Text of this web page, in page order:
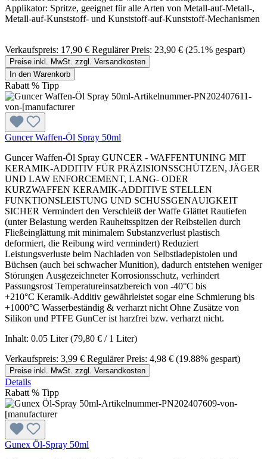
Applikator: Spritze, geeignet für alle Arten von Metall-auf-Metall-,
Metall-auf-Kunststoff- und Kunststoff-auf-Kunststoff-Mechanismen
Verkaufspreis: 17,90 € Regulärer Preis: 23,90 € (25.1% gespart)
Preise inkl. MwSt. zzgl. Versandkosten
In den Warenkorb
Rabatt % Tipp
Guncer Waffen-Öl Spray 50ml
Guncer Waffen-Öl Spray GUNCER - WAFFENTUNING MIT
KERAMIK-ADDITIV FÜR PRÄZISIONSSCHÜTZEN, JÄGER
UND LAW ENFORCEMENT, LANG- ODER
KURZWAFFEN KERAMIK-ADDITIVE STELLEN
FUNKTIONSLEISTUNG UND SCHUSSGENAUIGKEIT
SICHER Vermindert den Verschleiß der Waffe Glättet Rautiefen
(unter Belastung werden Rauheitsspitzen der Reibstellen durch
Fließeinglättung mit minimalem Substanzverlust plastisch
deformiert, die Reibung wird vermindert) Reduziert
Leistungsverluste beim Nachladen von Selbstladepistolen und
Büchsen (auch bei schwacher Munition), dadurch entstehen weniger
Störungen Ausgezeichneter Korrosionsschutz, verhindert
Passungsrost Temperatureinsatzbereich von -40°C bis
+210°C Keramik-Additiv gewährleistet sogar eine Schmierung bis
+1000°C Wasserbeständig & verharzt nicht Ohne Zusätze von
Silikon und PTFE GunCer ist harzfrei bzw. verharzt nicht.
Inhalt: 0.05 Liter(79,80 € / 1 Liter)
Verkaufspreis: 3,99 € Regulärer Preis: 4,98 € (19.88% gespart)
Preise inkl. MwSt. zzgl. Versandkosten
Details
Rabatt % Tipp
Gunex Öl-Spray 50ml